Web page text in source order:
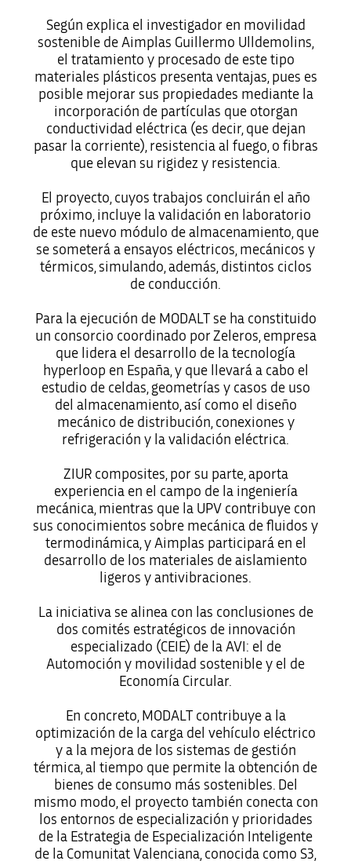
Según explica el investigador en movilidad
sostenible de Aimplas Guillermo Ulldemolins,
el tratamiento y procesado de este tipo
materiales plásticos presenta ventajas, pues es
posible mejorar sus propiedades mediante la
incorporación de partículas que otorgan
conductividad eléctrica (es decir, que dejan
pasar la corriente), resistencia al fuego, o fibras
que elevan su rigidez y resistencia.
El proyecto, cuyos trabajos concluirán el año
próximo, incluye la validación en laboratorio
de este nuevo módulo de almacenamiento, que
se someterá a ensayos eléctricos, mecánicos y
térmicos, simulando, además, distintos ciclos
de conducción.
Para la ejecución de MODALT se ha constituido
un consorcio coordinado por Zeleros, empresa
que lidera el desarrollo de la tecnología
hyperloop en España, y que llevará a cabo el
estudio de celdas, geometrías y casos de uso
del almacenamiento, así como el diseño
mecánico de distribución, conexiones y
refrigeración y la validación eléctrica.
ZIUR composites, por su parte, aporta
experiencia en el campo de la ingeniería
mecánica, mientras que la UPV contribuye con
sus conocimientos sobre mecánica de fluidos y
termodinámica, y Aimplas participará en el
desarrollo de los materiales de aislamiento
ligeros y antivibraciones.
La iniciativa se alinea con las conclusiones de
dos comités estratégicos de innovación
especializado (CEIE) de la AVI: el de
Automoción y movilidad sostenible y el de
Economía Circular.
En concreto, MODALT contribuye a la
optimización de la carga del vehículo eléctrico
y a la mejora de los sistemas de gestión
térmica, al tiempo que permite la obtención de
bienes de consumo más sostenibles. Del
mismo modo, el proyecto también conecta con
los entornos de especialización y prioridades
de la Estrategia de Especialización Inteligente
de la Comunitat Valenciana, conocida como S3,